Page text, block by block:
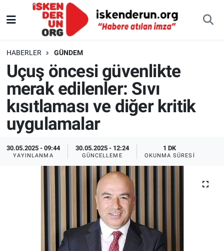
HABERLER GÜNDEM
Uçuş öncesi güvenlikte
merak edilenler: Sıvı
kısıtlaması ve diğer kritik
uygulamalar
30.05.2025 - 09:44
YAYINLANMA
30.05.2025 - 12:24
GÜNCELLEME
1 DK
OKUNMA SÜRESI